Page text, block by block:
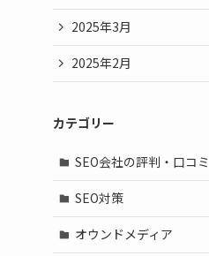
2025年3月
2025年2月
カテゴリー
SEO会社の評判・口コミ
SEO対策
オウンドメディア